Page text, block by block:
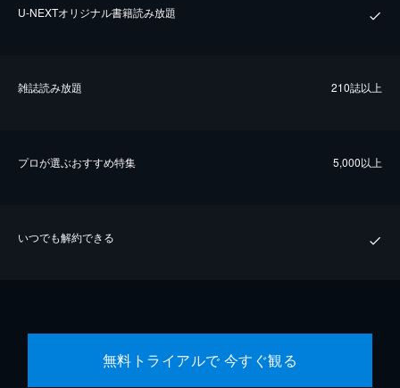
U-NEXTオリジナル書籍読み放題
雑誌読み放題 210誌以上
プロが選ぶおすすめ特集 5,000以上
いつでも解約できる
無料トライアルで 今すぐ観る